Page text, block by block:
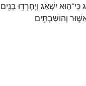
כִּֽי־ה֣וּא יִשְׁאַ֔ג וְיֶחֶרְד֥וּ בָנִ֖ים
וְהוֹשַׁבְתִּ֥ים